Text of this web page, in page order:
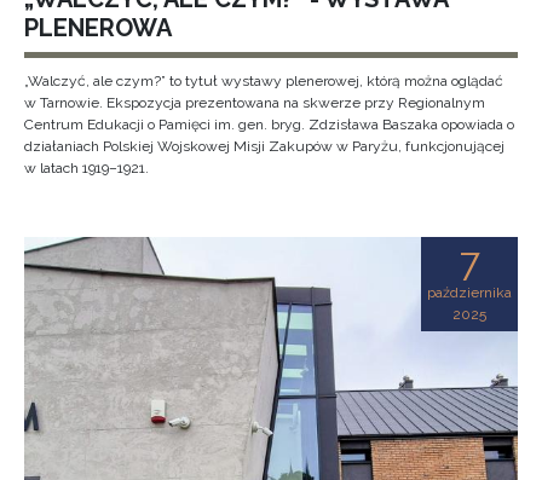
PLENEROWA
„Walczyć, ale czym?” to tytuł wystawy plenerowej, którą można oglądać
w Tarnowie. Ekspozycja prezentowana na skwerze przy Regionalnym
Centrum Edukacji o Pamięci im. gen. bryg. Zdzisława Baszaka opowiada o
działaniach Polskiej Wojskowej Misji Zakupów w Paryżu, funkcjonującej
w latach 1919–1921.
7
października
2025